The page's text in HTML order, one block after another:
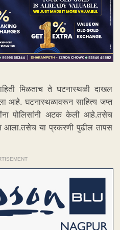
मिळताच ते घटनास्थळी दाखल
आहे. घटनास्थळावरून साहित्य जप्त
पोलिसांनी अटक केली आहे.तसेच
आला.तसेच या प्रकरणी पुढील तापस